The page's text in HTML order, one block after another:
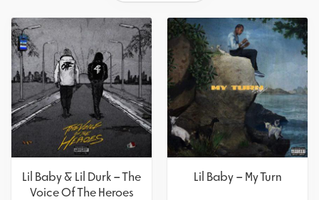
Lil Baby – My Turn
Lil Baby & Lil Durk – The
Voice Of The Heroes